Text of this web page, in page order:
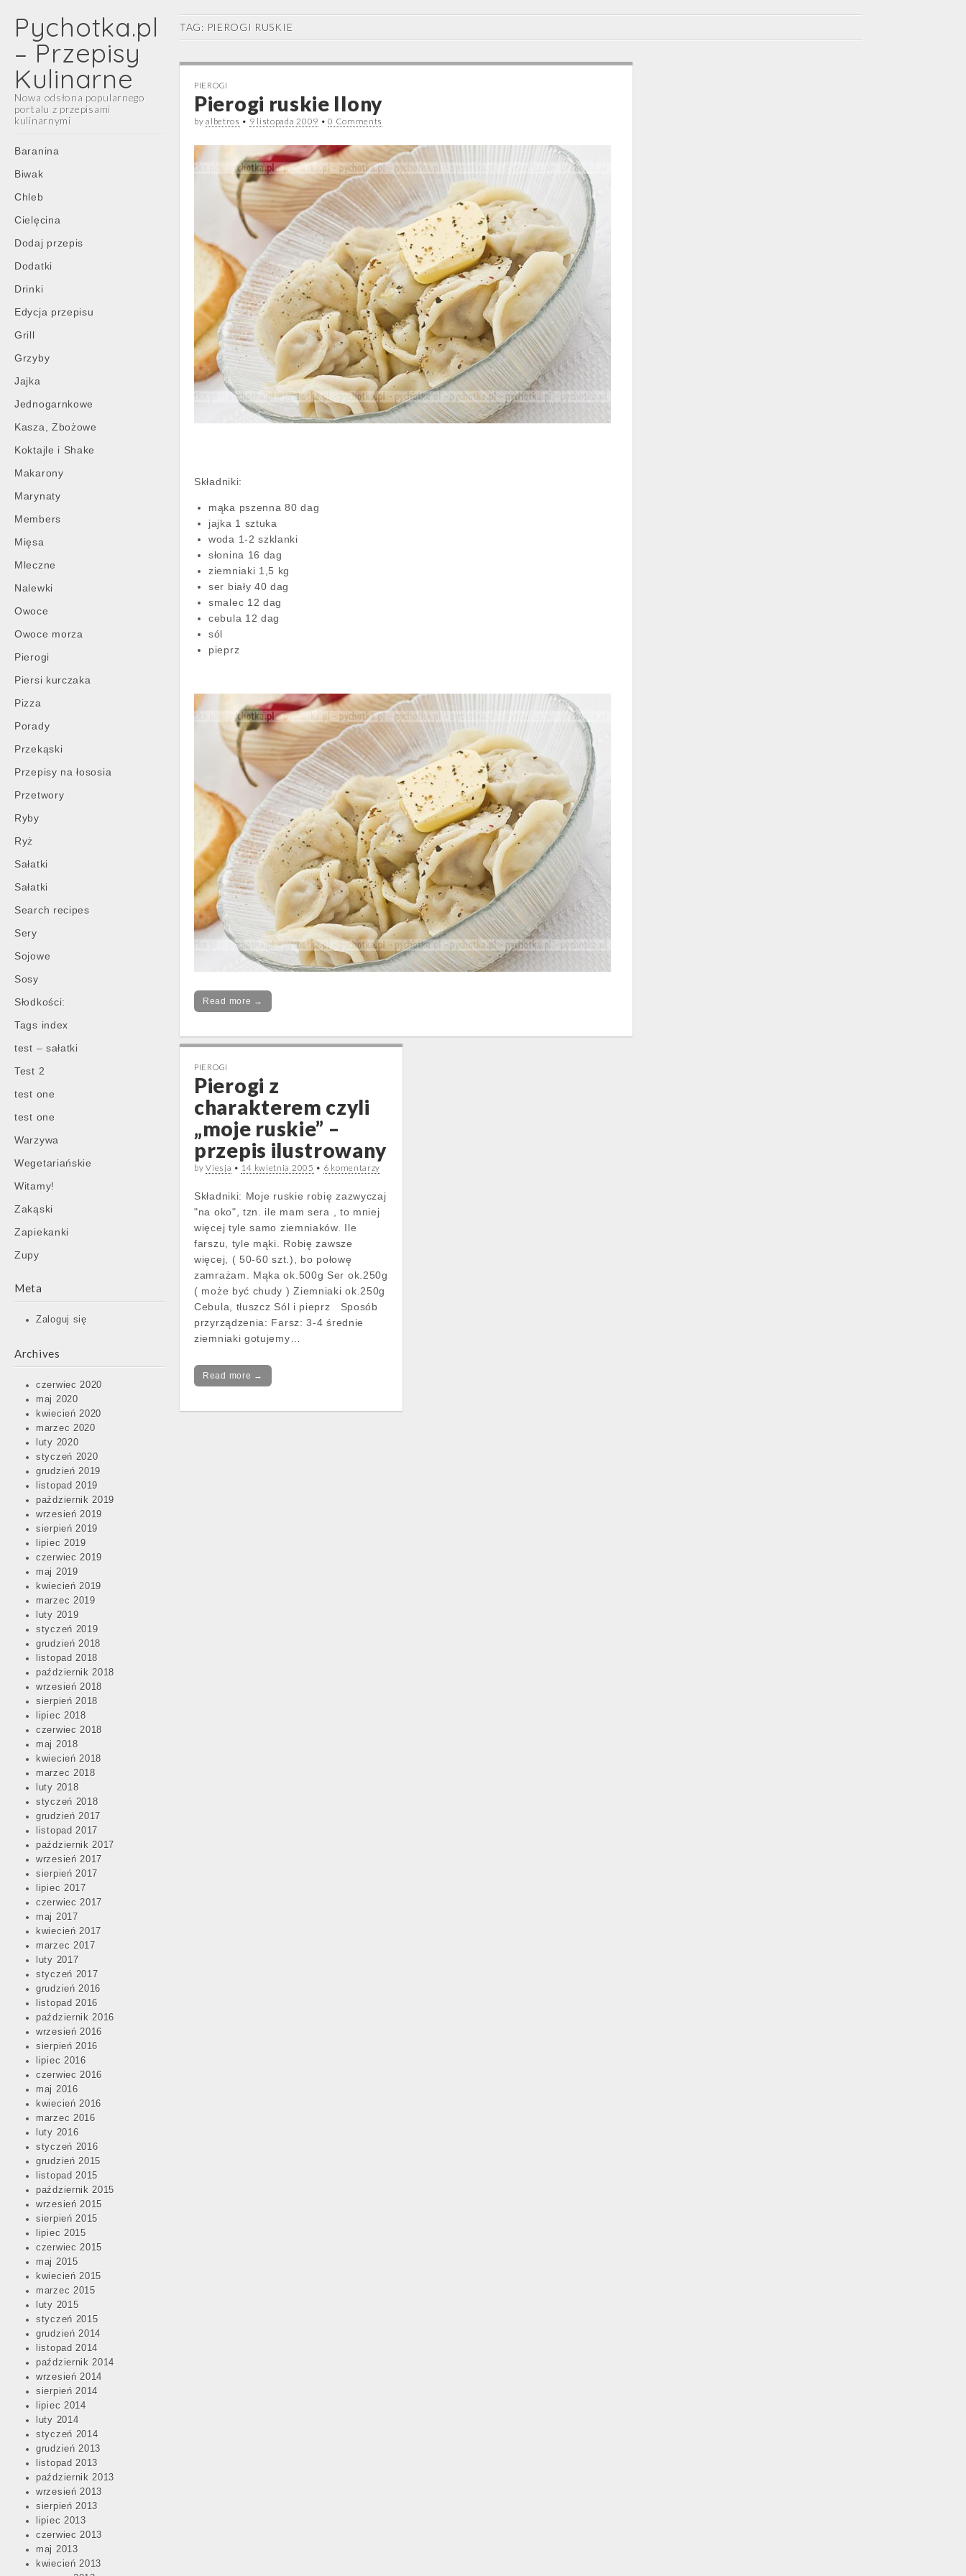
Pychotka.pl
– Przepisy
Kulinarne
Nowa odsłona popularnego
portalu z przepisami
kulinarnymi
Main
menu
Skip
content
Baranina
Biwak
Chleb
Cielęcina
Dodaj przepis
Dodatki
Drinki
Edycja przepisu
Grill
Grzyby
Jajka
Jednogarnkowe
Kasza, Zbożowe
Koktajle i Shake
Makarony
Marynaty
Members
Mięsa
Mleczne
Nalewki
Owoce
Owoce morza
Pierogi
Piersi kurczaka
Pizza
Porady
Przekąski
Przepisy na łososia
Przetwory
Ryby
Ryż
Sałatki
Sałatki
Search recipes
Sery
Sojowe
Sosy
Słodkości:
Tags index
test – sałatki
Test 2
test one
test one
Warzywa
Wegetariańskie
Witamy!
Zakąski
Zapiekanki
Zupy
Meta
Zaloguj się
Archives
czerwiec 2020
maj 2020
kwiecień 2020
marzec 2020
luty 2020
styczeń 2020
grudzień 2019
listopad 2019
październik 2019
wrzesień 2019
sierpień 2019
lipiec 2019
czerwiec 2019
maj 2019
kwiecień 2019
marzec 2019
luty 2019
styczeń 2019
grudzień 2018
listopad 2018
październik 2018
wrzesień 2018
sierpień 2018
lipiec 2018
czerwiec 2018
maj 2018
kwiecień 2018
marzec 2018
luty 2018
styczeń 2018
grudzień 2017
listopad 2017
październik 2017
wrzesień 2017
sierpień 2017
lipiec 2017
czerwiec 2017
maj 2017
kwiecień 2017
marzec 2017
luty 2017
styczeń 2017
grudzień 2016
listopad 2016
październik 2016
wrzesień 2016
sierpień 2016
lipiec 2016
czerwiec 2016
maj 2016
kwiecień 2016
marzec 2016
luty 2016
styczeń 2016
grudzień 2015
listopad 2015
październik 2015
wrzesień 2015
sierpień 2015
lipiec 2015
czerwiec 2015
maj 2015
kwiecień 2015
marzec 2015
luty 2015
styczeń 2015
grudzień 2014
listopad 2014
październik 2014
wrzesień 2014
sierpień 2014
lipiec 2014
luty 2014
styczeń 2014
grudzień 2013
listopad 2013
październik 2013
wrzesień 2013
sierpień 2013
lipiec 2013
czerwiec 2013
maj 2013
kwiecień 2013
TAG: PIEROGI RUSKIE
PIEROGI
Pierogi ruskie Ilony
byalbetros • 9 listopada 2009 •0 Comments
Składniki:
mąka pszenna 80 dag
jajka 1 sztuka
woda 1-2 szklanki
słonina 16 dag
ziemniaki 1,5 kg
ser biały 40 dag
smalec 12 dag
cebula 12 dag
sól
pieprz
Read more →
PIEROGI
Pierogi z
charakterem czyli
„moje ruskie” –
przepis ilustrowany
byViesja • 14 kwietnia 2005 • 6 komentarzy
Składniki: Moje ruskie robię zazwyczaj
"na oko", tzn. ile mam sera , to mniej
więcej tyle samo ziemniaków. Ile
farszu, tyle mąki. Robię zawsze
więcej, ( 50-60 szt.), bo połowę
zamrażam. Mąka ok.500g Ser ok.250g
( może być chudy ) Ziemniaki ok.250g
Cebula, tłuszcz Sól i pieprz Sposób
przyrządzenia: Farsz: 3-4 średnie
ziemniaki gotujemy…
Read more →